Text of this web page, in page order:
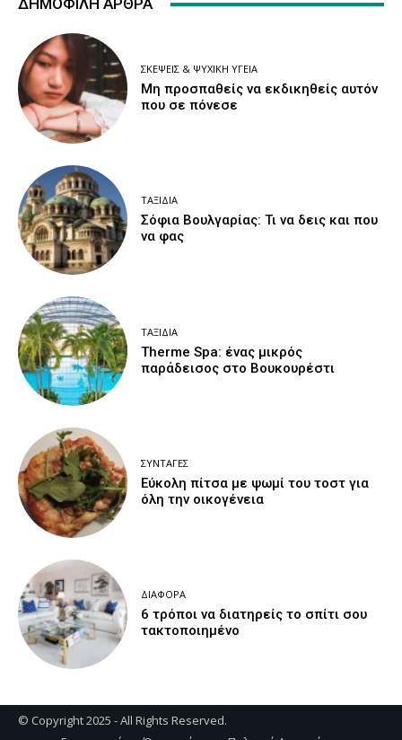
ΔΗΜΟΦΙΛΉ ΆΡΘΡΑ
ΣΚΈΨΕΙΣ & ΨΥΧΙΚΉ ΥΓΕΊΑ
Μη προσπαθείς να εκδικηθείς αυτόν
που σε πόνεσε
ΤΑΞΊΔΙΑ
Σόφια Βουλγαρίας: Τι να δεις και που
να φας
ΤΑΞΊΔΙΑ
Therme Spa: ένας μικρός
παράδεισος στο Βουκουρέστι
ΣΥΝΤΑΓΈΣ
Εύκολη πίτσα με ψωμί του τοστ για
όλη την οικογένεια
ΔΙΆΦΟΡΑ
6 τρόποι να διατηρείς το σπίτι σου
τακτοποιημένο
© Copyright 2025 - All Rights Reserved.